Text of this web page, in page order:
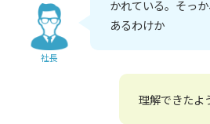
社長
かれている。そっ
あるわけか
理解できたよ